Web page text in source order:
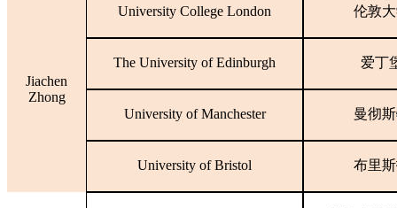
Jiachen
Zhong
University College London 伦敦
The University of Edinburgh 爱丁
University of Manchester 曼彻
University of Bristol 布里